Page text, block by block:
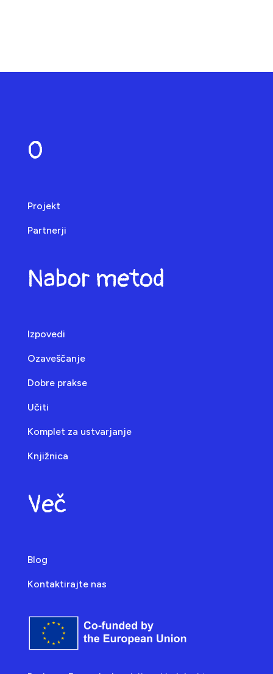
O
Projekt
Partnerji
Nabor metod
Izpovedi
Ozaveščanje
Dobre prakse
Učiti
Komplet za ustvarjanje
Knjižnica
Več
Blog
Kontaktirajte nas